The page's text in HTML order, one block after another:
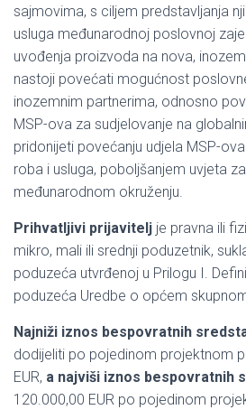
sajmovima, s ciljem predstavljanja
usluga međunarodnoj poslovnoj
uvođenja proizvoda na nova,
nastoji povećati mogućnost
inozemnim partnerima, odnosno
MSP-ova za sudjelovanje na
pridonijeti povećanju udjela MSP-
roba i usluga, poboljšanjem uvjeta
međunarodnom okruženju.
Prihvatljivi prijavitelj je pravna ili
mikro, mali ili srednji poduzetnik,
poduzeća utvrđenoj u Prilogu I.
poduzeća Uredbe o općem
Najniži iznos bespovratnih
dodijeliti po pojedinom projektnom
EUR, a najviši iznos bespovratnih
120.000,00 EUR po pojedinom